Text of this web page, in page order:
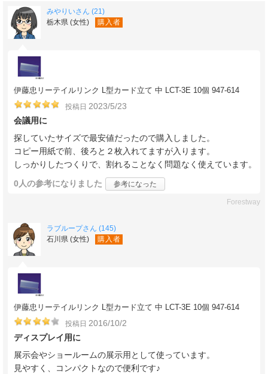
みやりいさん (21)
栃木県 (女性)
購入者
伊藤忠リーテイルリンク L型カード立て 中 LCT-3E 10個 947-614
投稿日 2023/5/23
会議用に
探していたサイズで最安値だったので購入しました。
コピー用紙で前、後ろと２枚入れてますが入ります。
しっかりしたつくりで、割れることなく問題なく使えています。
0人の参考になりました 参考になった
Forestway
ラブループさん (145)
石川県 (女性)
購入者
伊藤忠リーテイルリンク L型カード立て 中 LCT-3E 10個 947-614
投稿日 2016/10/2
ディスプレイ用に
展示会やショールームの展示用として使っています。
見やすく、コンパクトなので便利です♪